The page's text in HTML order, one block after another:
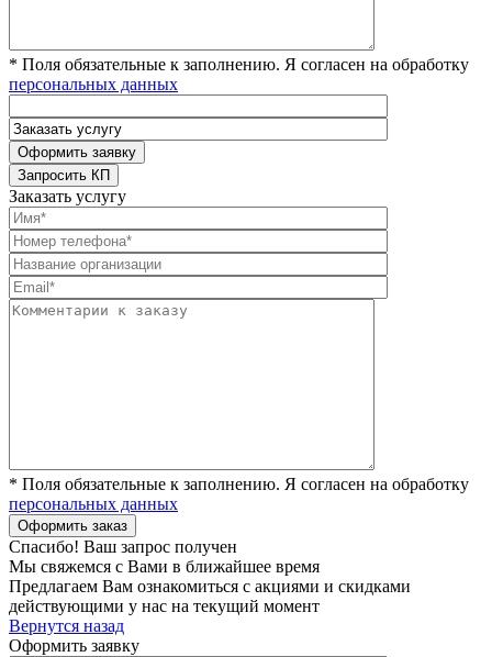
* Поля обязательные к заполнению. Я согласен на обработку
персональных данных
Заказать услугу
* Поля обязательные к заполнению. Я согласен на обработку
персональных данных
Спасибо! Ваш запрос получен
Мы свяжемся с Вами в ближайшее время
Предлагаем Вам ознакомиться с акциями и скидками
действующими у нас на текущий момент
Вернутся назад
Оформить заявку